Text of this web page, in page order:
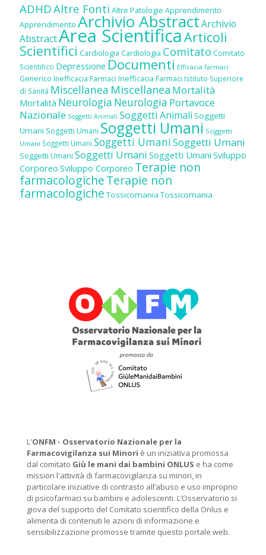
ADHDAltre Fonti Altre Patologie Apprendimento
Apprendimento Archivio AbstractArchivio
AbstractArea ScientificaArticoli
Scientifici Cardiologia Cardiologia Comitato Comitato
Scientifico Depressione Documenti Efficacia farmaci
Generico Inefficacia Farmaci Inefficacia Farmaci Istituto Superiore
di Sanità Miscellanea Miscellanea Mortalità
Mortalità Neurologia Neurologia Portavoce
Nazionale Soggetti Animali Soggetti Animali Soggetti
Umani Soggetti Umani Soggetti Umani Soggetti
Umani Soggetti Umani Soggetti UmaniSoggetti Umani
Soggetti Umani Soggetti Umani Soggetti Umani Sviluppo
Corporeo Sviluppo Corporeo Terapie non
farmacologicheTerapie non
farmacologiche Tossicomania Tossicomania
L'ONFM - Osservatorio Nazionale per la
Farmacovigilanza sui Minori è un iniziativa promossa
dal comitato Giù le mani dai bambini ONLUS e ha come
mission l'attività di farmacovigilanza su minori, in
particolare iniziative di contrasto all’abuso e uso improprio
di psicofarmaci su bambini e adolescenti. L’Osservatorio si
giova del supporto del Comitato scientifico della Onlus e
alimenta di contenuti le azioni di informazione e
sensibilizzazione promosse tramite questo portale web.